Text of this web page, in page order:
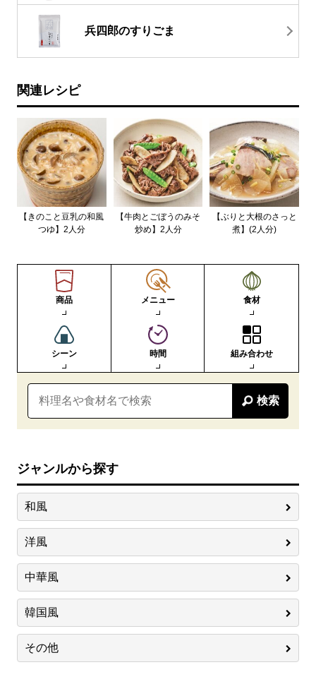
兵四郎のすりごま
関連レシピ
【きのこと豆乳の和風
つゆ】2人分
【牛肉とごぼうのみそ
炒め】2人分
【ぶりと大根のさっと
煮】(2人分)
商品 メニュー 食材
シーン 時間 組み合わせ
検索
ジャンルから探す
和風
洋風
中華風
韓国風
その他